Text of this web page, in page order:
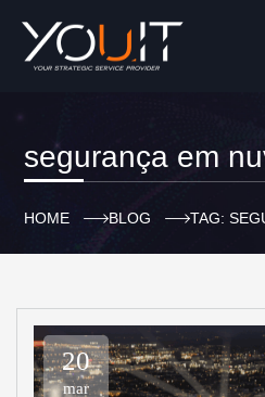
segurança em
HOME BLOG TAG:
20
mar